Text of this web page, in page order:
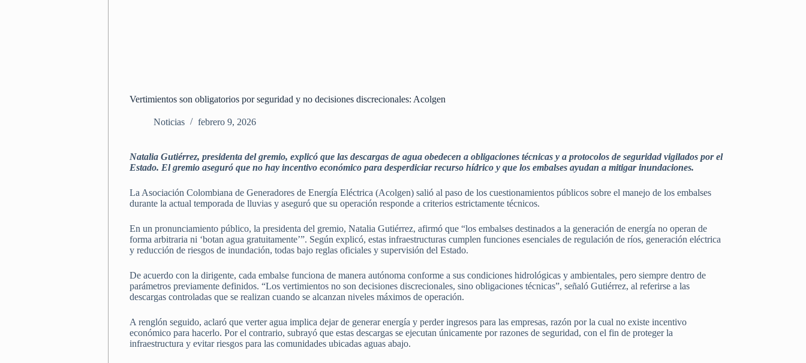
Vertimientos son obligatorios por seguridad y no decisiones discrecionales: Acolgen
Noticias febrero 9, 2026
Natalia Gutiérrez, presidenta del gremio, explicó que las descargas de agua obedecen a obligaciones técnicas y a protocolos de seguridad vigilados por el
Estado. El gremio aseguró que no hay incentivo económico para desperdiciar recurso hídrico y que los embalses ayudan a mitigar inundaciones.
La Asociación Colombiana de Generadores de Energía Eléctrica (Acolgen) salió al paso de los cuestionamientos públicos sobre el manejo de los embalses
durante la actual temporada de lluvias y aseguró que su operación responde a criterios estrictamente técnicos.
En un pronunciamiento público, la presidenta del gremio, Natalia Gutiérrez, afirmó que “los embalses destinados a la generación de energía no operan de
forma arbitraria ni ‘botan agua gratuitamente’”. Según explicó, estas infraestructuras cumplen funciones esenciales de regulación de ríos, generación eléctrica
y reducción de riesgos de inundación, todas bajo reglas oficiales y supervisión del Estado.
De acuerdo con la dirigente, cada embalse funciona de manera autónoma conforme a sus condiciones hidrológicas y ambientales, pero siempre dentro de
parámetros previamente definidos. “Los vertimientos no son decisiones discrecionales, sino obligaciones técnicas”, señaló Gutiérrez, al referirse a las
descargas controladas que se realizan cuando se alcanzan niveles máximos de operación.
A renglón seguido, aclaró que verter agua implica dejar de generar energía y perder ingresos para las empresas, razón por la cual no existe incentivo
económico para hacerlo. Por el contrario, subrayó que estas descargas se ejecutan únicamente por razones de seguridad, con el fin de proteger la
infraestructura y evitar riesgos para las comunidades ubicadas aguas abajo.